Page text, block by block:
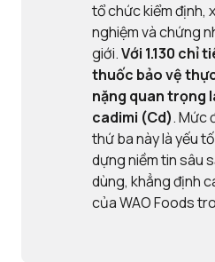
tổ chức kiểm định,
nghiệm và chứng
giới.Với 1.130 chỉ
thuốc bảo vệ
nặng quan trọng
cadimi (Cd). Mức
thứ ba này là yếu
dựng niềm tin sâu
dùng, khẳng định
của WAO Foods